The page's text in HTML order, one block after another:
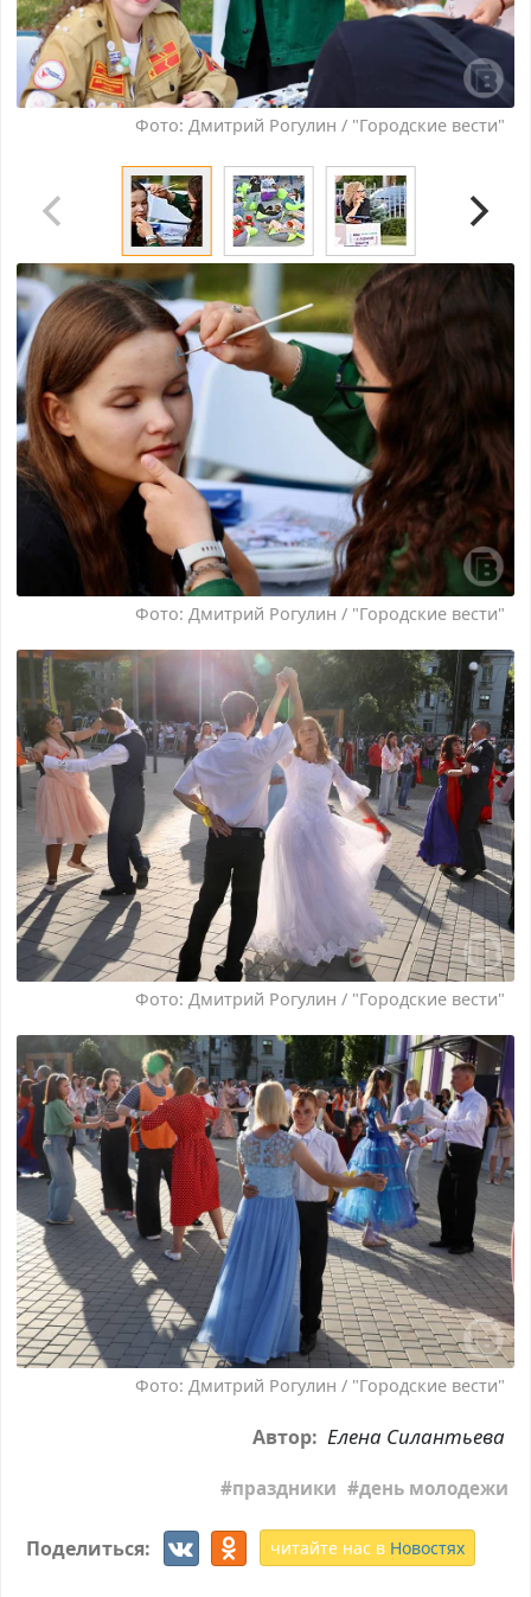
Фото: Дмитрий Рогулин / "Городские вести"
Фото: Дмитрий Рогулин / "Городские вести"
Фото: Дмитрий Рогулин / "Городские вести"
Фото: Дмитрий Рогулин / "Городские вести"
Автор: Елена Силантьева
праздники день молодежи
Поделиться: читайте нас в Новостях